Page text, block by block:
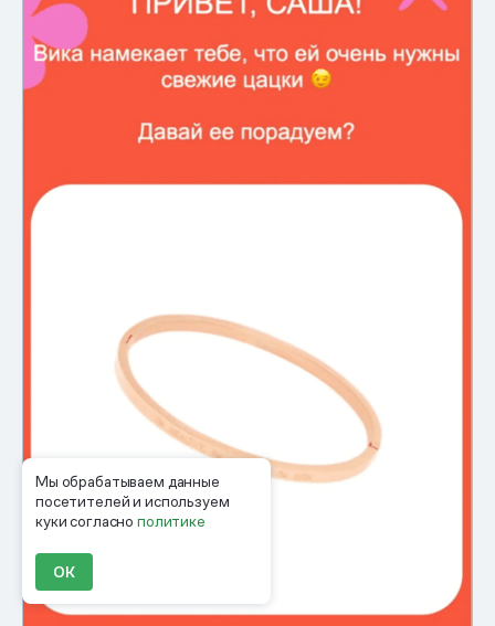
Мы обрабатываем данные
посетителей и используем
куки согласнополитике
ОК